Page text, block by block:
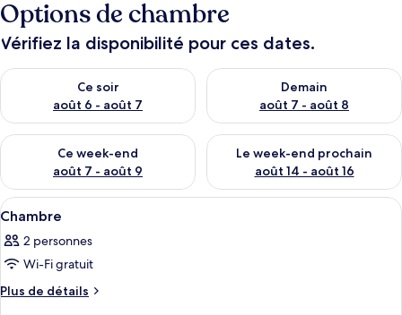
Options de chambre
Vérifiez la disponibilité pour ces dates.
Ce soir
août 6 - août 7
Vérifier la disponibilité pour ce soir août 6 - août 7
Demain
août 7 - août 8
Vérifier la disponibilité pour
Ce week-end
août 7 - août 9
Vérifier la disponibilité pour ce week-end août 7 - août 9
Le week-end prochain
août 14 - août 16
Vérifier la disponibilité pour
Afficher
toutes
les
photos
pour
Un lit double avec une tête de lit,
9
Chambre
2 personnes
Wi-Fi gratuit
Plus de détails
Plus